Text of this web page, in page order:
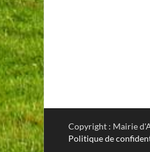
Copyright : Mairie
Politique de